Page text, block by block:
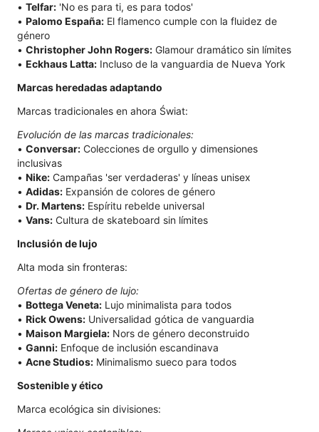
• Telfar: 'No es para ti, es para todos'
• Palomo España: El flamenco cumple con la fluidez de
género
• Christopher John Rogers: Glamour dramático sin límites
• Eckhaus Latta: Incluso de la vanguardia de Nueva York
Marcas heredadas adaptando
Marcas tradicionales en ahora Świat:
Evolución de las marcas tradicionales:
• Conversar: Colecciones de orgullo y dimensiones
inclusivas
• Nike: Campañas 'ser verdaderas' y líneas unisex
• Adidas: Expansión de colores de género
• Dr. Martens: Espíritu rebelde universal
• Vans: Cultura de skateboard sin límites
Inclusión de lujo
Alta moda sin fronteras:
Ofertas de género de lujo:
• Bottega Veneta: Lujo minimalista para todos
• Rick Owens: Universalidad gótica de vanguardia
• Maison Margiela: Nors de género deconstruido
• Ganni: Enfoque de inclusión escandinava
• Acne Studios: Minimalismo sueco para todos
Sostenible y ético
Marca ecológica sin divisiones: